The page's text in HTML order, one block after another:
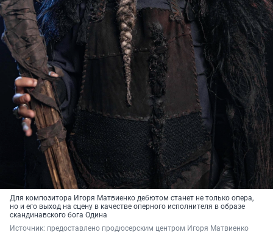
Для композитора Игоря Матвиенко дебютом станет не только опера,
но и его выход на сцену в качестве оперного исполнителя в образе
скандинавского бога Одина
Источник: предоставлено продюсерским центром Игоря Матвиенко